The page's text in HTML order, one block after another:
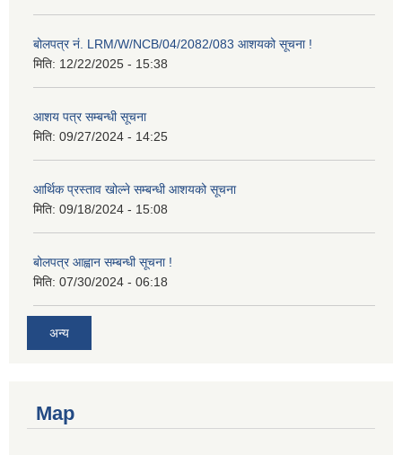
बोलपत्र नं. LRM/W/NCB/04/2082/083 आशयको सूचना !
मिति: 12/22/2025 - 15:38
आशय पत्र सम्बन्धी सूचना
मिति: 09/27/2024 - 14:25
आर्थिक प्रस्ताव खोल्ने सम्बन्धी आशयको सूचना
मिति: 09/18/2024 - 15:08
बोलपत्र आह्वान सम्बन्धी सूचना !
मिति: 07/30/2024 - 06:18
अन्य
Map